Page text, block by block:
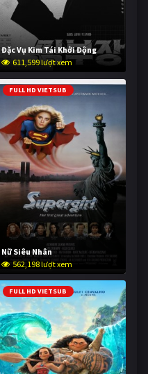
Đặc Vụ Kim Tái Khởi Động
611,599 lượt xem
FULL HD VIETSUB
Nữ Siêu Nhân
562,198 lượt xem
FULL HD VIETSUB